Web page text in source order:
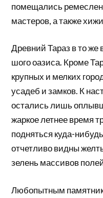
помещались
мастеров, а также
Древний Тараз в то
шого оазиса. Кроме
крупных и мелких
уса­деб и замков. К
остались лишь
жаркое летнее время
подняться куда-
отчетливо видны
зелень массивов
Любопытным